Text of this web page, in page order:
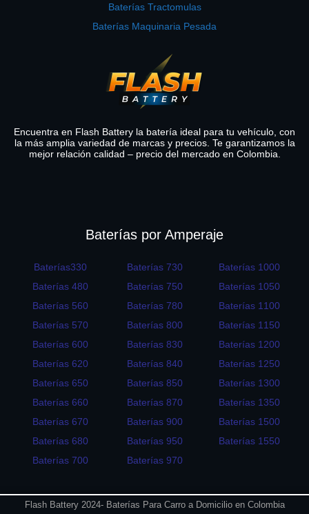
Baterías Tractomulas
Baterías Maquinaria Pesada
Encuentra en Flash Battery la batería ideal para tu vehículo, con
la más amplia variedad de marcas y precios. Te garantizamos la
mejor relación calidad – precio del mercado en Colombia.
Baterías por Amperaje
Baterías330
Baterías 480
Baterías 560
Baterías 570
Baterías 600
Baterías 620
Baterías 650
Baterías 660
Baterías 670
Baterías 680
Baterías 700
Baterías 730
Baterías 750
Baterías 780
Baterías 800
Baterías 830
Baterías 840
Baterías 850
Baterías 870
Baterías 900
Baterías 950
Baterías 970
Baterías 1000
Baterías 1050
Baterías 1100
Baterías 1150
Baterías 1200
Baterías 1250
Baterías 1300
Baterías 1350
Baterías 1500
Baterías 1550
Flash Battery 2024- Baterías Para Carro a Domicilio en Colombia